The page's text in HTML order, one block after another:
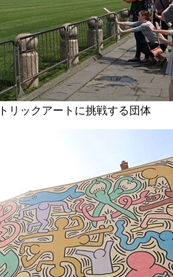
リックアートに挑戦する団体